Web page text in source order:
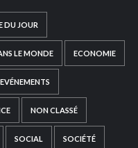
DU JOUR
LE MONDE ECONOMIE
EVÉNEMENTS
NON CLASSÉ
SOCIAL SOCIÉTÉ